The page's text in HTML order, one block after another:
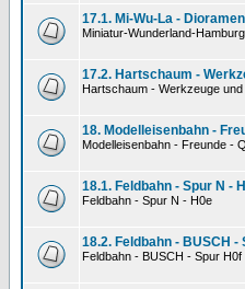
17.1. Mi-Wu-La -
Miniatur-Wunderland-
17.2. Hartschaum -
Hartschaum - Werkzeuge und
18. Modelleisenbahn -
Modelleisenbahn - Freunde -
18.1. Feldbahn - Spur N -
Feldbahn - Spur N - H0e
18.2. Feldbahn - BUSCH -
Feldbahn - BUSCH - Spur H0f